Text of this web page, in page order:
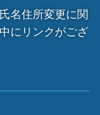
名住所変更に関
にリンクがござ